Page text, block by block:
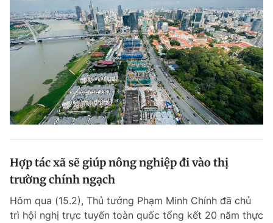
Hợp tác xã sẽ giúp nông nghiệp đi vào thị
trường chính ngạch
Hôm qua (15.2), Thủ tướng Phạm Minh Chính đã chủ
trì hội nghị trực tuyến toàn quốc tổng kết 20 năm thực